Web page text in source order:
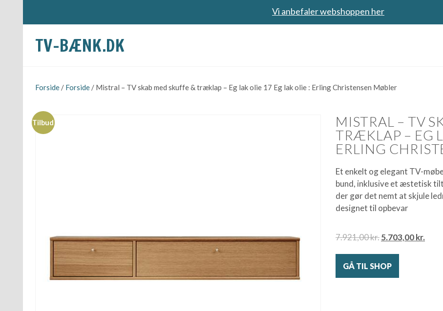
Vi anbefaler webshoppen her
TV-BÆNK.DK
Forside / Forside / Mistral – TV skab med skuffe & træklap – Eg lak olie 17 Eg lak olie : Erling Christensen Møbler
Tilbud
MISTRAL – TV
TRÆKLAP – EG
ERLING
Et enkelt og elegant TV-
bund, inklusive et æstetisk
der gør det nemt at skjule
designet til opbevar
7.921,00kr.5.703,00kr.
GÅ TIL SHOP